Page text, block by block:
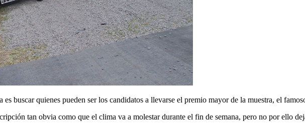
buscar quienes pueden ser los candidatos a llevarse el premio mayor de la muestra, el
tan obvia como que el clima va a molestar durante el fin de semana, pero no por ello